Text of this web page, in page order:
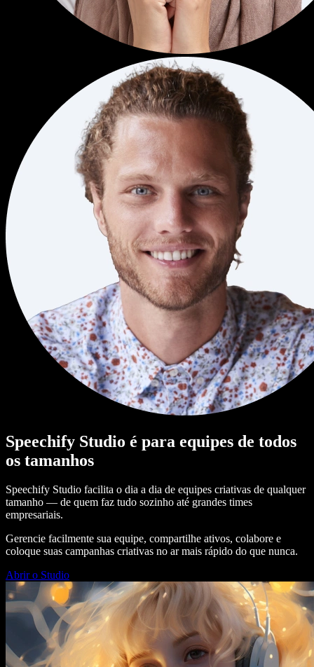
Speechify Studio é para equipes de todos
os tamanhos
Speechify Studio facilita o dia a dia de equipes criativas de qualquer
tamanho — de quem faz tudo sozinho até grandes times
empresariais.
Gerencie facilmente sua equipe, compartilhe ativos, colabore e
coloque suas campanhas criativas no ar mais rápido do que nunca.
Abrir o Studio